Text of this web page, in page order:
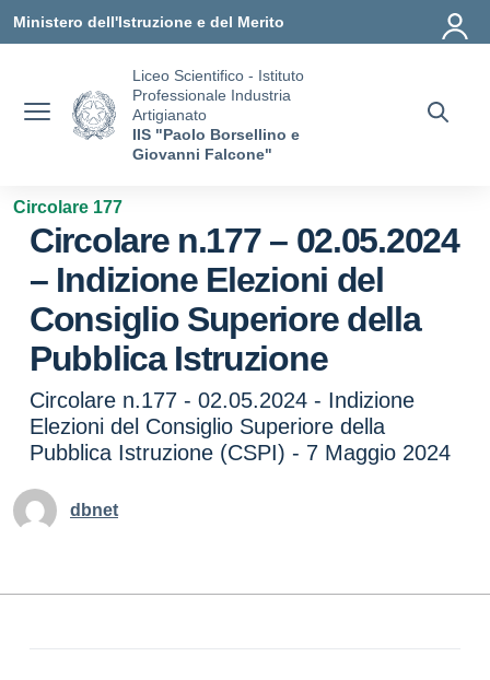
Ministero dell'Istruzione e del Merito
Liceo Scientifico - Istituto
Professionale Industria
Artigianato
IIS "Paolo Borsellino e
Giovanni Falcone"
Circolare 177
Circolare n.177 – 02.05.2024
– Indizione Elezioni del
Consiglio Superiore della
Pubblica Istruzione
Circolare n.177 - 02.05.2024 - Indizione
Elezioni del Consiglio Superiore della
Pubblica Istruzione (CSPI) - 7 Maggio 2024
dbnet